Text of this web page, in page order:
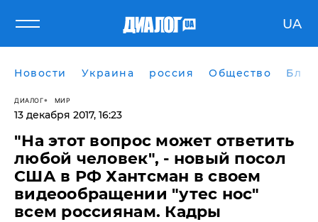
UA
Новости Украина россия Общество
ДИАЛОГ МИР
13 декабря 2017, 16:23
"На этот вопрос может ответить
любой человек", - новый посол
США в РФ Хантсман в своем
видеообращении "утес нос"
всем россиянам. Кадры